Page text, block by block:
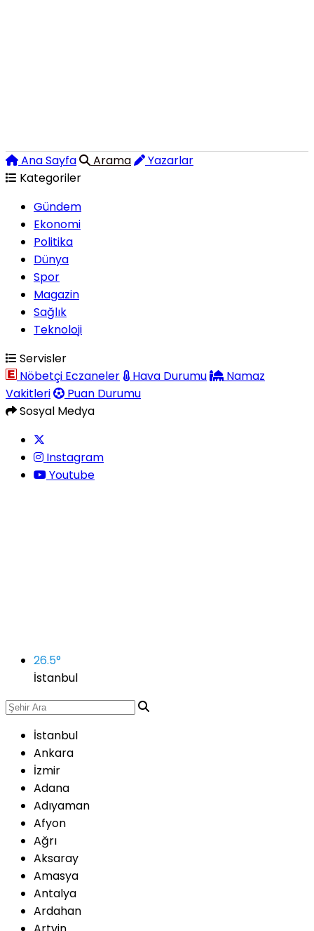
Ana Sayfa Arama
Yazarlar
Kategoriler
Gündem
Ekonomi
Politika
Dünya
Spor
Magazin
Sağlık
Teknoloji
Servisler
Nöbetçi Eczaneler
Hava Durumu
Namaz
Vakitleri
Puan Durumu
Sosyal Medya
Instagram
Youtube
26.5°
İstanbul
İstanbul
Ankara
İzmir
Adana
Adıyaman
Afyon
Ağrı
Aksaray
Amasya
Antalya
Ardahan